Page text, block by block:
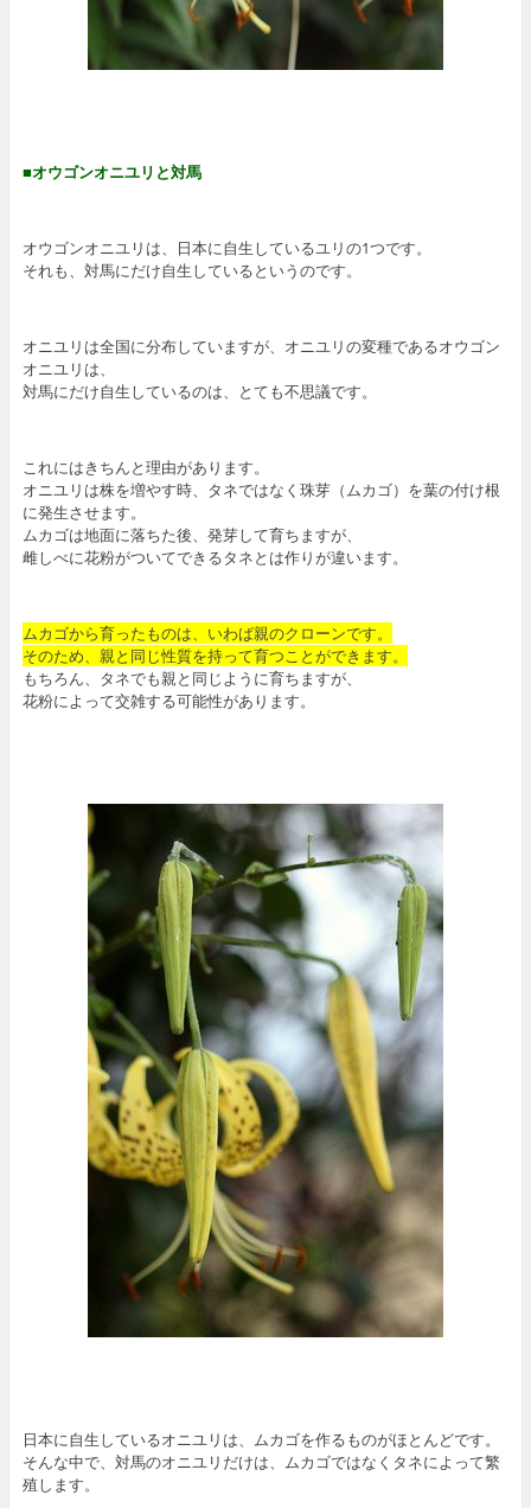
■オウゴンオニユリと対馬
オウゴンオニユリは、日本に自生しているユリの1つです。
それも、対馬にだけ自生しているというのです。
オニユリは全国に分布していますが、オニユリの変種であるオウゴン
オニユリは、
対馬にだけ自生しているのは、とても不思議です。
これにはきちんと理由があります。
オニユリは株を増やす時、タネではなく珠芽（ムカゴ）を葉の付け根
に発生させます。
ムカゴは地面に落ちた後、発芽して育ちますが、
雌しべに花粉がついてできるタネとは作りが違います。
ムカゴから育ったものは、いわば親のクローンです。
そのため、親と同じ性質を持って育つことができます。
もちろん、タネでも親と同じように育ちますが、
花粉によって交雑する可能性があります。
日本に自生しているオニユリは、ムカゴを作るものがほとんどです。
そんな中で、対馬のオニユリだけは、ムカゴではなくタネによって繁
殖します。